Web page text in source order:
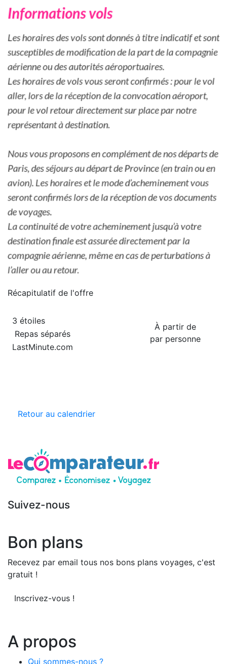
Récapitulatif de l'offre
À partir de
par personne
3 étoiles
Repas séparés
LastMinute.com
Retour au calendrier
Suivez-nous
Bon plans
Recevez par email tous nos bons plans voyages, c'est
gratuit !
Inscrivez-vous !
A propos
Qui sommes-nous ?